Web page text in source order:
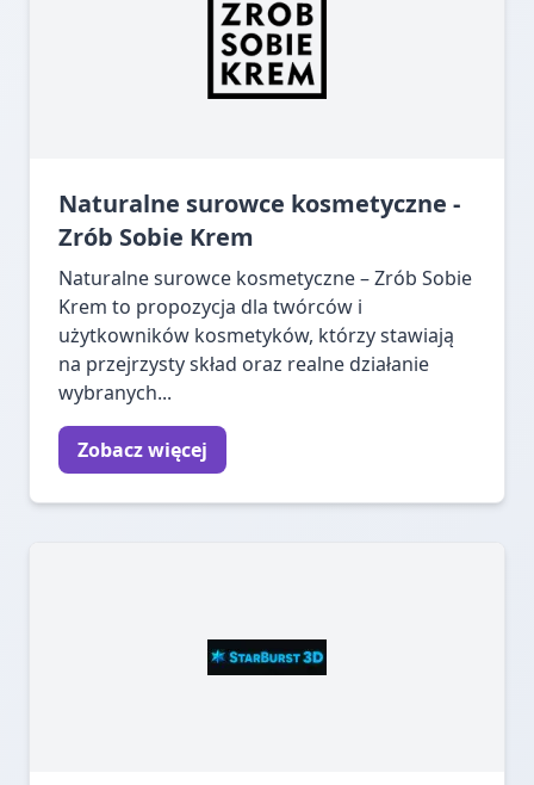
Naturalne surowce kosmetyczne -
Zrób Sobie Krem
Naturalne surowce kosmetyczne – Zrób Sobie
Krem to propozycja dla twórców i
użytkowników kosmetyków, którzy stawiają
na przejrzysty skład oraz realne działanie
wybranych...
Zobacz więcej